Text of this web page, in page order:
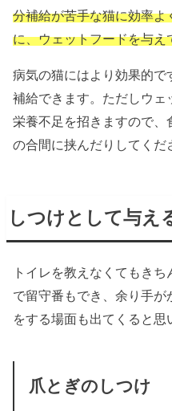
分補給が苦手な猫に効率
に、ウェットフードを与え
病気の猫にはより効果的で
補給できます。ただしウェ
栄養不足を招きますので
の合間に挟んだりしてくだ
しつけとして与え
トイレを教えなくてもき
で留守番もでき、余り手
をする場面も出てくると思
爪とぎのしつけ